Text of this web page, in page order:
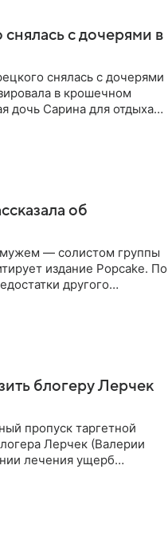
с дочерями в
снялась с дочерями
в крошечном
дочь Сарина для отдыха
об
мужем — солистом группы
издание Popcake. По
другого
блогеру Лерчек
пропуск таргетной
Лерчек (Валерии
лечения ущерб